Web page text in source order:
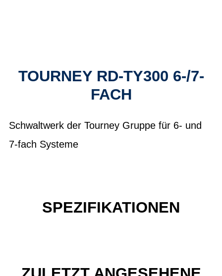
TOURNEY RD-TY300 6-/7-
FACH
Schwaltwerk der Tourney Gruppe für 6- und
7-fach Systeme
SPEZIFIKATIONEN